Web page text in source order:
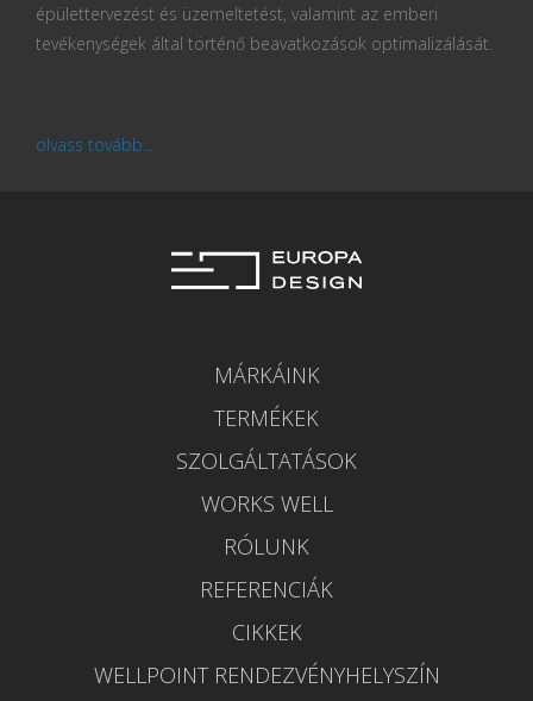
épülettervezést és üzemeltetést, valamint az emberi
tevékenységek által történő beavatkozások optimalizálását.
olvass tovább...
MÁRKÁINK
TERMÉKEK
SZOLGÁLTATÁSOK
WORKS WELL
RÓLUNK
REFERENCIÁK
CIKKEK
WELLPOINT RENDEZVÉNYHELYSZÍN